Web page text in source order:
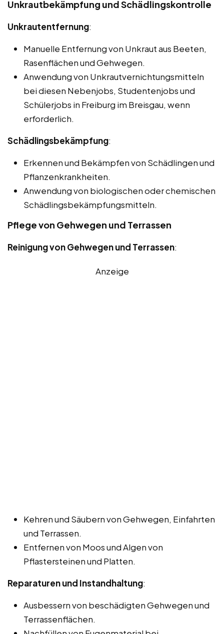
Unkrautbekämpfung und Schädlingskontrolle
Unkrautentfernung:
Manuelle Entfernung von Unkraut aus Beeten,
Rasenflächen und Gehwegen.
Anwendung von Unkrautvernichtungsmitteln
bei diesen Nebenjobs, Studentenjobs und
Schülerjobs in Freiburg im Breisgau, wenn
erforderlich.
Schädlingsbekämpfung:
Erkennen und Bekämpfen von Schädlingen und
Pflanzenkrankheiten.
Anwendung von biologischen oder chemischen
Schädlingsbekämpfungsmitteln.
Pflege von Gehwegen und Terrassen
Reinigung von Gehwegen und Terrassen:
Anzeige
Kehren und Säubern von Gehwegen, Einfahrten
und Terrassen.
Entfernen von Moos und Algen von
Pflastersteinen und Platten.
Reparaturen und Instandhaltung:
Ausbessern von beschädigten Gehwegen und
Terrassenflächen.